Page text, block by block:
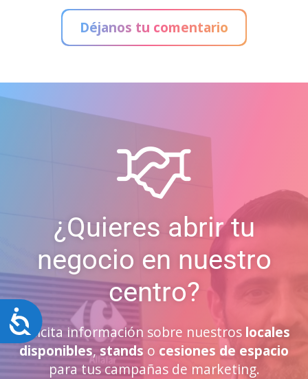
Accesibilidad
Déjanos tu comentario
¿Quieres abrir tu
negocio en nuestro
centro?
Solicita información sobre nuestros locales
disponibles, stands o cesiones de espacio
para tus campañas de marketing.